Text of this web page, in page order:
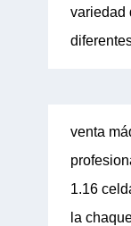
variedad
venta
1.16
la